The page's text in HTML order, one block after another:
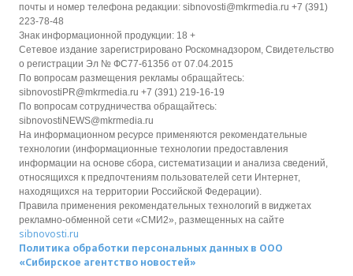
почты и номер телефона редакции: sibnovosti@mkrmedia.ru +7 (391)
223-78-48
Знак информационной продукции: 18 +
Сетевое издание зарегистрировано Роскомнадзором, Свидетельство
о регистрации Эл № ФС77-61356 от 07.04.2015
По вопросам размещения рекламы обращайтесь:
sibnovostiPR@mkrmedia.ru +7 (391) 219-16-19
По вопросам сотрудничества обращайтесь:
sibnovostiNEWS@mkrmedia.ru
На информационном ресурсе применяются рекомендательные
технологии (информационные технологии предоставления
информации на основе сбора, систематизации и анализа сведений,
относящихся к предпочтениям пользователей сети Интернет,
находящихся на территории Российской Федерации).
Правила применения рекомендательных технологий в виджетах
рекламно-обменной сети «СМИ2», размещенных на сайте
sibnovosti.ru
Политика обработки персональных данных в ООО
«Сибирское агентство новостей»